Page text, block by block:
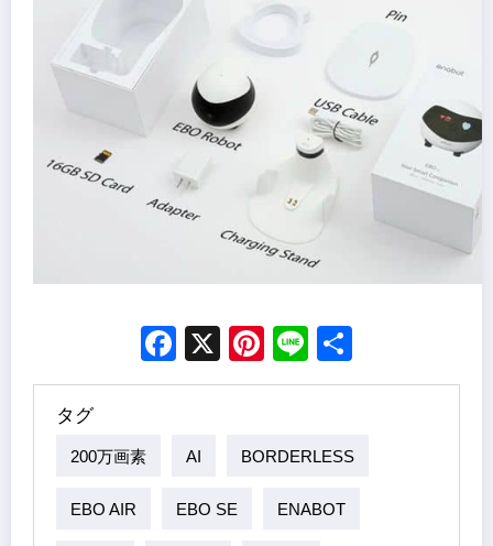
Facebook
X Pinterest
Line
タグ
200万画素 AI BORDERLESS
EBO AIR EBO SE ENABOT